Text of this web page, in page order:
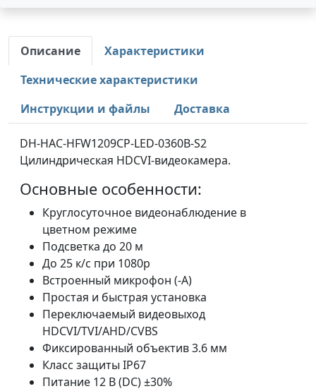
Описание
Характеристики
Технические характеристики
Инструкции и файлы
Доставка
DH-HAC-HFW1209CP-LED-0360B-S2
Цилиндрическая HDCVI-видеокамера.
Основные особенности:
Круглосуточное видеонаблюдение в
цветном режиме
Подсветка до 20 м
До 25 к/с при 1080p
Встроенный микрофон (-A)
Простая и быстрая установка
Переключаемый видеовыход
HDCVI/TVI/AHD/CVBS
Фиксированный объектив 3.6 мм
Класс защиты IP67
Питание 12 В (DC) ±30%